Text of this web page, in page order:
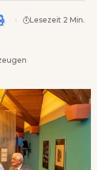
Lesezeit 2 Min.